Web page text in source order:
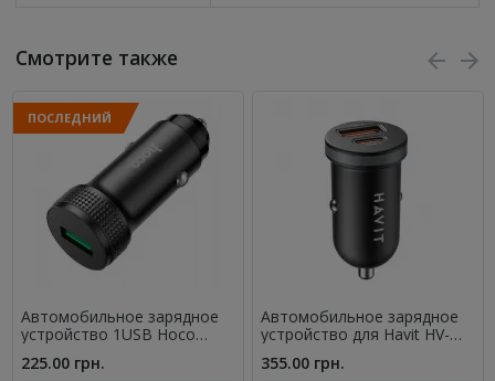
Смотрите также
ПОСЛЕДНИЙ
Автомобильное зарядное
устройство 1USB Hoco
225.00 грн.
Автомобильное зарядное
устройство для Havit HV-
черный
355.00 грн.